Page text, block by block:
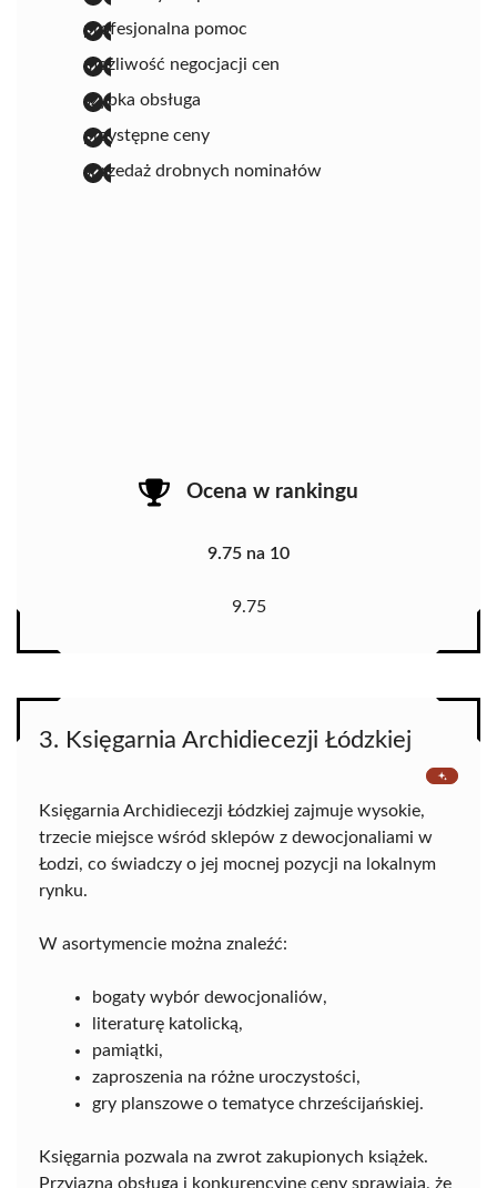
profesjonalna pomoc
możliwość negocjacji cen
szybka obsługa
przystępne ceny
sprzedaż drobnych nominałów
Ocena w rankingu
9.75 na 10
9.75
3. Księgarnia Archidiecezji Łódzkiej
Księgarnia Archidiecezji Łódzkiej zajmuje wysokie,
trzecie miejsce wśród sklepów z dewocjonaliami w
Łodzi, co świadczy o jej mocnej pozycji na lokalnym
rynku.
W asortymencie można znaleźć:
bogaty wybór dewocjonaliów,
literaturę katolicką,
pamiątki,
zaproszenia na różne uroczystości,
gry planszowe o tematyce chrześcijańskiej.
Księgarnia pozwala na zwrot zakupionych książek.
Przyjazna obsługa i konkurencyjne ceny sprawiają, że